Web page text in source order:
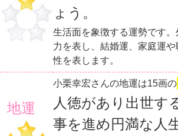
ょう。
生活面を象徴する運勢です
力を表し、結婚運、家庭運
性を表します。
地運
小栗幸宏さんの地運は15画の
人徳があり出世す
事を進め円満な人生